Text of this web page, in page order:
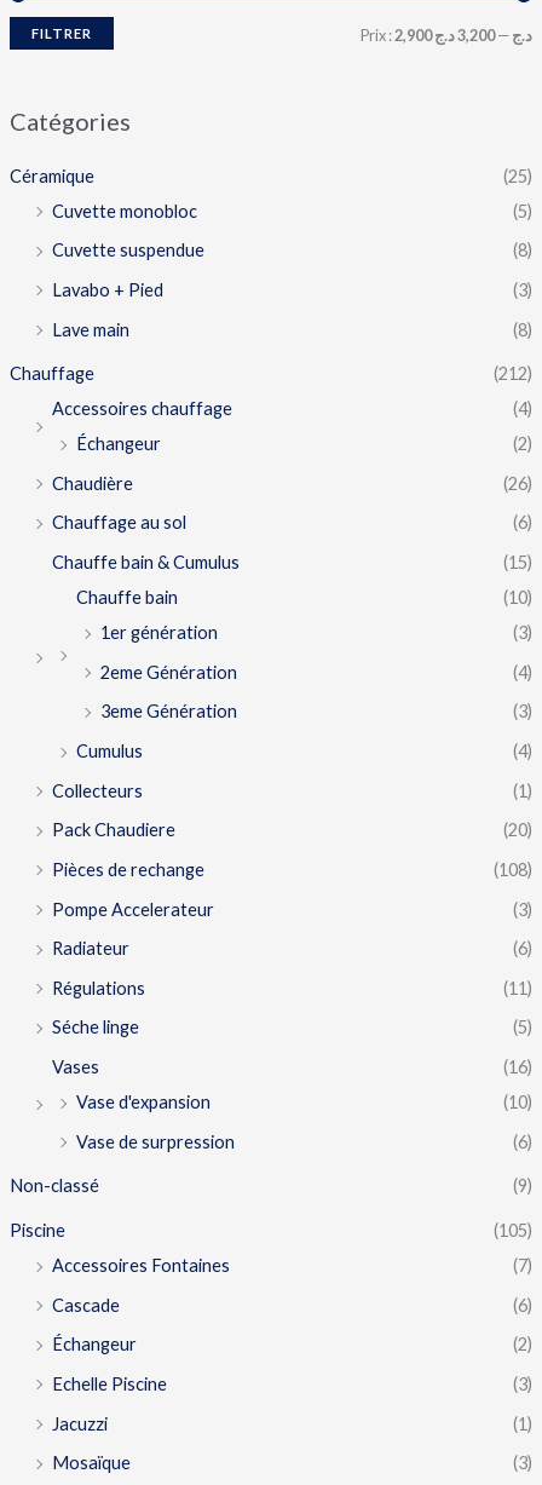
FILTRER Prix : 2,900 د.ج—3,200 د.ج
Catégories
Céramique
(25)
Cuvette monobloc
(5)
Cuvette suspendue
(8)
Lavabo + Pied
(3)
Lave main
(8)
Chauffage
(212)
Accessoires chauffage
(4)
Échangeur
(2)
Chaudière
(26)
Chauffage au sol
(6)
Chauffe bain & Cumulus
(15)
Chauffe bain
(10)
1er génération
(3)
2eme Génération
(4)
3eme Génération
(3)
Cumulus
(4)
Collecteurs
(1)
Pack Chaudiere
(20)
Pièces de rechange
(108)
Pompe Accelerateur
(3)
Radiateur
(6)
Régulations
(11)
Séche linge
(5)
Vases
(16)
Vase d'expansion
(10)
Vase de surpression
(6)
Non-classé (9)
Piscine
(105)
Accessoires Fontaines
(7)
Cascade
(6)
Échangeur
(2)
Echelle Piscine
(3)
Jacuzzi
(1)
Mosaïque
(3)